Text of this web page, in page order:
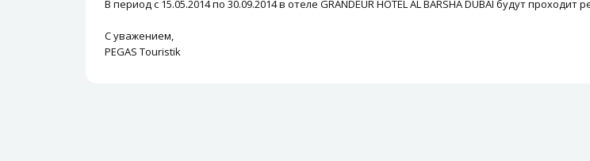
В период с 15.05.2014 по 30.09.2014 в отеле GRANDEUR HOTEL AL BARSHA DUBAI будут
С уважением,
PEGAS Touristik